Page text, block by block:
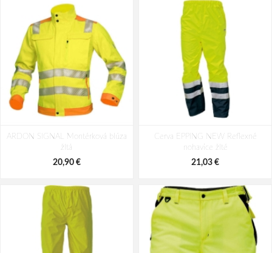
oranžovo-čierne
39,43 €
žlto-čierne
39,43 €
ARDON SIGNAL Montérková blúza
žltá
20,90 €
Cerva EPPING NEW Reflexné
nohavice žlté
21,03 €